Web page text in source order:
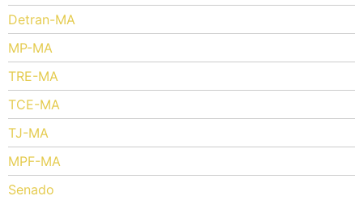
Detran-MA
MP-MA
TRE-MA
TCE-MA
TJ-MA
MPF-MA
Senado